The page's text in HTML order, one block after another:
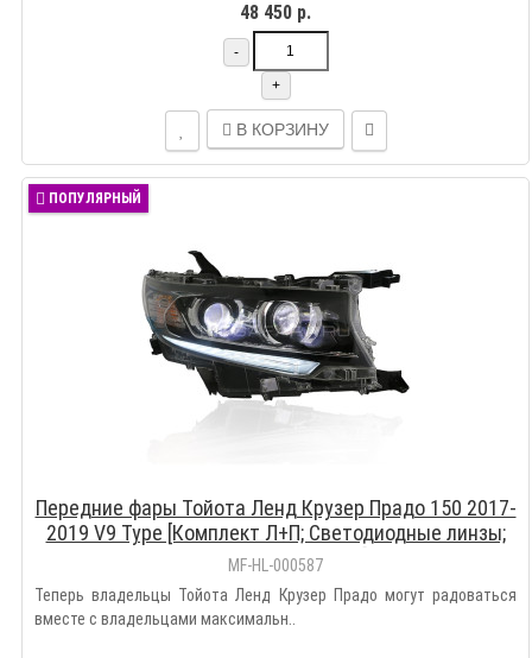
48 450 р.
-
+
В КОРЗИНУ
ПОПУЛЯРНЫЙ
Передние фары Тойота Ленд Крузер Прадо 150 2017-
2019 V9 Type [Комплект Л+П; Светодиодные линзы;
яркие ходовые огни]
MF-HL-000587
Теперь владельцы Тойота Ленд Крузер Прадо могут радоваться
вместе с владельцами максимальн..